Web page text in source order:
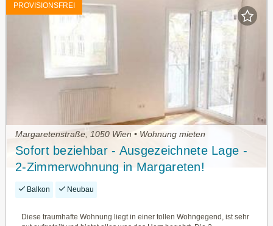
PROVISIONSFREI
Margaretenstraße, 1050 Wien • Wohnung mieten
Sofort beziehbar - Ausgezeichnete Lage -
2-Zimmerwohnung in Margareten!
(Mietbeginn 01.09.2026)
Balkon Neubau
Diese traumhafte Wohnung liegt in einer tollen Wohngegend, ist sehr